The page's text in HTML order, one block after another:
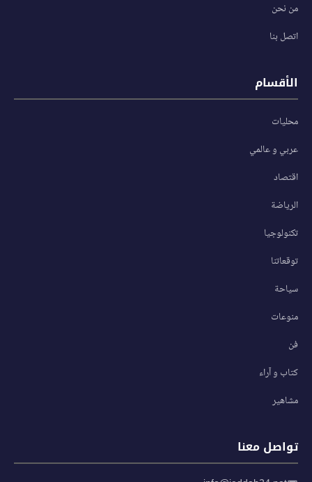
من نحن
اتصل بنا
الأقسام
محليات
عربي و عالمي
اقتصاد
الرياضة
تكنولوجيا
توقعاتنا
سياحة
منوعات
فن
كتاب و آراء
مشاهير
تواصل معنا